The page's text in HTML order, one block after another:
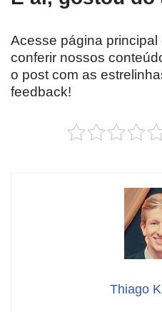
Acesse página principal
conferir nossos
o post com as
feedback!
Thiago